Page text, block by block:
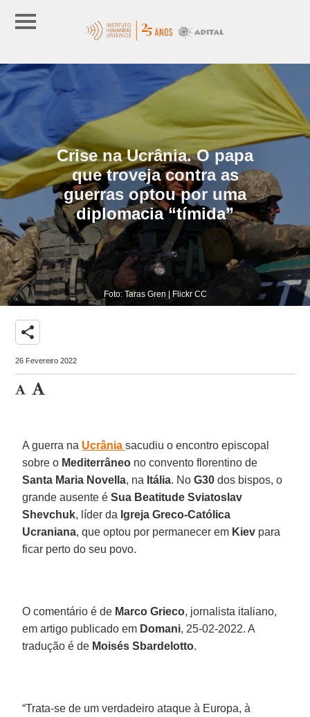
Crise na Ucrânia. O papa
que troveja contra as
guerras optou por uma
diplomacia “tímida”
Foto: Taras Gren | Flickr CC
share
26 Fevereiro 2022
A guerra na Ucrânia sacudiu o encontro episcopal
sobre o Mediterrâneo no convento florentino de
Santa Maria Novella, na Itália. NoG30 dos bispos, o
grande ausente éSua Beatitude Sviatoslav
Shevchuk, líder da Igreja Greco-Católica
Ucraniana, que optou por permanecer em Kiev para
ficar perto do seu povo.
O comentário é de Marco Grieco, jornalista italiano,
em artigo publicado em Domani, 25-02-2022. A
tradução é de Moisés Sbardelotto.
“Trata-se de um verdadeiro ataque à Europa, à